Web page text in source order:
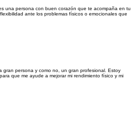
una persona con buen corazón que te acompaña en tu
ante los problemas físicos o emocionales que
gran persona y como no, un gran profesional. Estoy
que me ayude a mejorar mi rendimiento físico y mi